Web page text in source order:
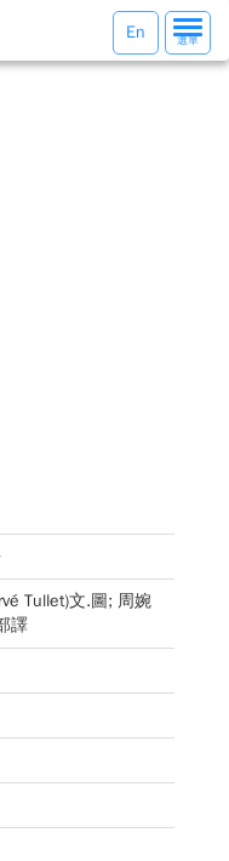
選
單
選單
En
Tullet)文.圖; 周婉
譯